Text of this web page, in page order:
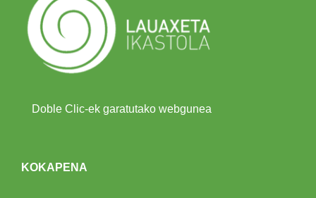
Doble Clic-ek garatutako webgunea
KOKAPENA